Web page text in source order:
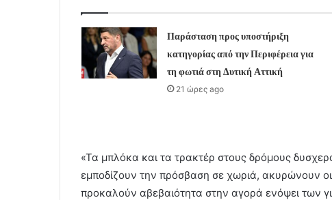
Παράσταση προς υποστήριξη
κατηγορίας από την Περιφέρεια για
τη φωτιά στη Δυτική Αττική
21 ώρες ago
«Τα μπλόκα και τα τρακτέρ στους δρόμους
εμποδίζουν την πρόσβαση σε χωριά, ακυρώνουν
προκαλούν αβεβαιότητα στην αγορά ενόψει των